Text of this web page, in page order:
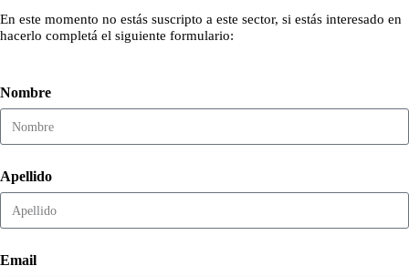
En este momento no estás suscripto a este sector, si estás interesado en
hacerlo completá el siguiente formulario:
Nombre
Apellido
Email